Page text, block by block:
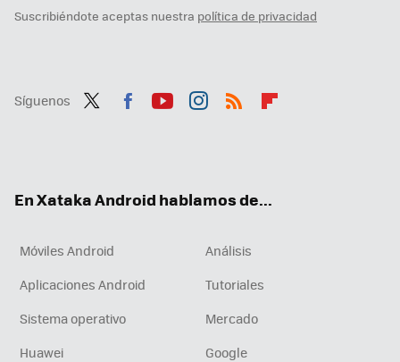
Suscribiéndote aceptas nuestra política de privacidad
Síguenos
En Xataka Android hablamos de...
Móviles Android
Análisis
Aplicaciones Android
Tutoriales
Sistema operativo
Mercado
Huawei
Google